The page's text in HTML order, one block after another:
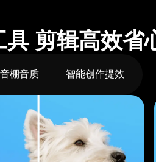
剪辑高效省
棚音质 智能创作提效